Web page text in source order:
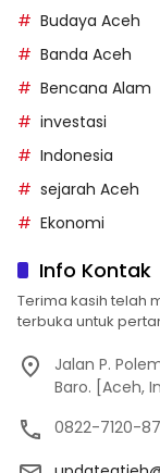
Budaya Aceh
Banda Aceh
Bencana Alam
investasi
Indonesia
sejarah Aceh
Ekonomi
Info Kontak
Terima kasih telah
terbuka untuk
Jalan P.
Baro. [Aceh,
0822-7120-